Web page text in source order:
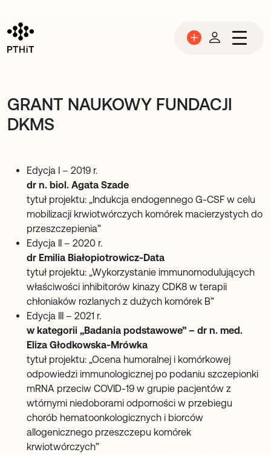
GRANT NAUKOWY FUNDACJI
DKMS
Edycja I – 2019 r.
dr n. biol. Agata Szade
tytuł projektu: „Indukcja endogennego G-CSF w celu
mobilizacji krwiotwórczych komórek macierzystych do
przeszczepienia”
Edycja II – 2020 r.
dr Emilia Białopiotrowicz-Data
tytuł projektu: „Wykorzystanie immunomodulujących
właściwości inhibitorów kinazy CDK8 w terapii
chłoniaków rozlanych z dużych komórek B”
Edycja III – 2021 r.
w kategorii „Badania podstawowe” – dr n. med.
Eliza Głodkowska-Mrówka
tytuł projektu: „Ocena humoralnej i komórkowej
odpowiedzi immunologicznej po podaniu szczepionki
mRNA przeciw COVID-19 w grupie pacjentów z
wtórnymi niedoborami odporności w przebiegu
chorób hematoonkologicznych i biorców
allogenicznego przeszczepu komórek
krwiotwórczych”